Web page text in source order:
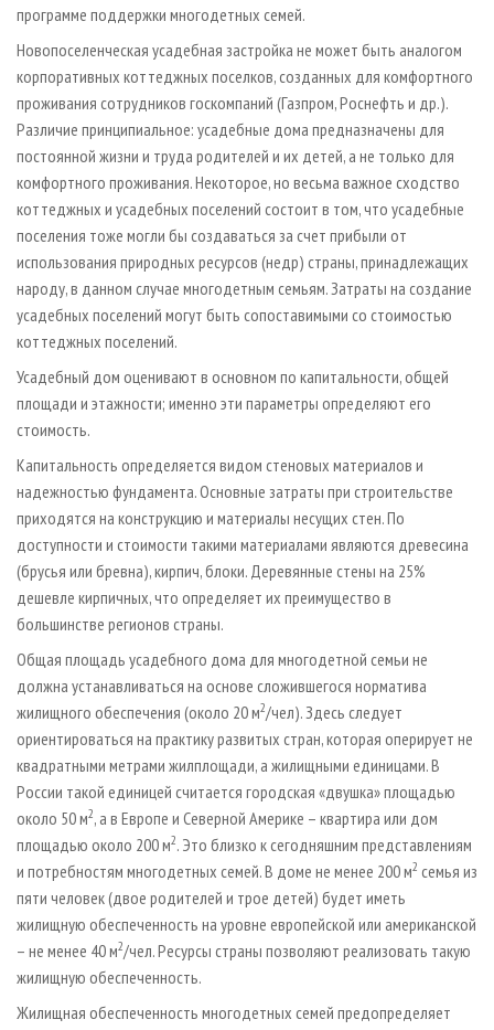
программе поддержки многодетных семей.
Новопоселенческая усадебная застройка не может быть аналогом
корпоративных коттеджных поселков, созданных для комфортного
проживания сотрудников госкомпаний (Газпром, Роснефть и др.).
Различие принципиальное: усадебные дома предназначены для
постоянной жизни и труда родителей и их детей, а не только для
комфортного проживания. Некоторое, но весьма важное сходство
коттеджных и усадебных поселений состоит в том, что усадебные
поселения тоже могли бы создаваться за счет прибыли от
использования природных ресурсов (недр) страны, принадлежащих
народу, в данном случае многодетным семьям. Затраты на создание
усадебных поселений могут быть сопоставимыми со стоимостью
коттеджных поселений.
Усадебный дом оценивают в основном по капитальности, общей
площади и этажности; именно эти параметры определяют его
стоимость.
Капитальность определяется видом стеновых материалов и
надежностью фундамента. Основные затраты при строительстве
приходятся на конструкцию и материалы несущих стен. По
доступности и стоимости такими материалами являются древесина
(брусья или бревна), кирпич, блоки. Деревянные стены на 25%
дешевле кирпичных, что определяет их преимущество в
большинстве регионов страны.
Общая площадь усадебного дома для многодетной семьи не
должна устанавливаться на основе сложившегося норматива
жилищного обеспечения (около 20 м2/чел). Здесь следует
ориентироваться на практику развитых стран, которая оперирует не
квадратными метрами жилплощади, а жилищными единицами. В
России такой единицей считается городская «двушка» площадью
около 50 м2, а в Европе и Северной Америке – квартира или дом
площадью около 200 м2. Это близко к сегодняшним представлениям
и потребностям многодетных семей. В доме не менее 200 м2 семья из
пяти человек (двое родителей и трое детей) будет иметь
жилищную обеспеченность на уровне европейской или американской
– не менее 40 м2/чел. Ресурсы страны позволяют реализовать такую
жилищную обеспеченность.
Жилищная обеспеченность многодетных семей предопределяет